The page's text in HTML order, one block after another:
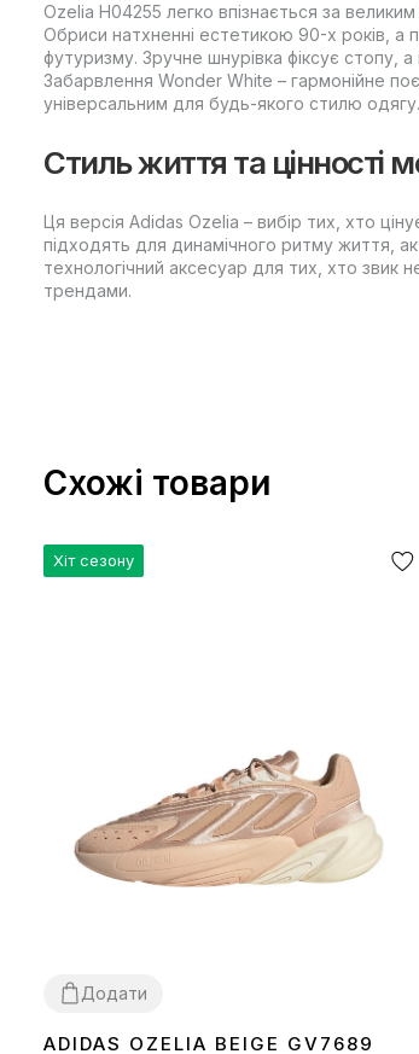
Ozelia H04255 легко впізнається за
Обриси натхненні естетикою 90-х років, а
футуризму. Зручне шнурівка фіксує
Забарвлення Wonder White – гармонійне
універсальним для будь-якого стилю одягу.
Стиль життя та цінності
Ця версія Adidas Ozelia – вибір тих, хто
підходять для динамічного ритму життя,
технологічний аксесуар для тих, хто звик
трендами.
Схожі товари
Хіт сезону
Додати
ADIDAS OZELIA BEIGE GV7689